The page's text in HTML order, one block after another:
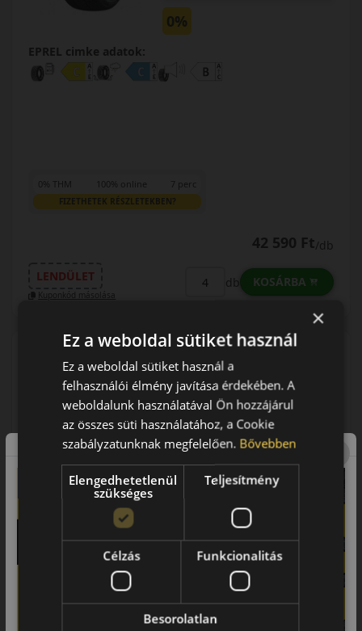
0%
EPREL cimke adatok:
0% THM 100% online 7 perc
FIZETHETEK RÉSZLETEKBEN?
42 590 Ft/db
LENDÜLET
Kuponkód másolása
db KOSÁRBA
TÉLI GUMI
Winguard Sport3
205/60R17 (93) H
AKÁR 6.000 FT SZERELÉSI
KEDVEZMÉNY!
Használja a LENDÜLET
kuponkódot!
×
Ez a weboldal sütiket használ
Ez a weboldal sütiket használ a
felhasználói élmény javítása érdekében. A
weboldalunk használatával Ön hozzájárul
az összes süti használatához, a Cookie
szabályzatunknak megfelelően. Bővebben
Elengedhetetlenül
szükséges
Teljesítmény
Célzás Funkcionalitás
Besorolatlan